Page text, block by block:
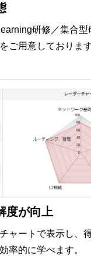
研修／集合型
ご用意しております
度が向上
ャートで表示し、
率的に学べます。